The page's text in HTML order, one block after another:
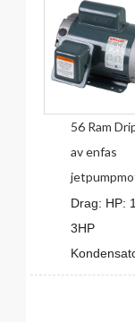
56 Ram
av enfas
Drag: HP:
3HP